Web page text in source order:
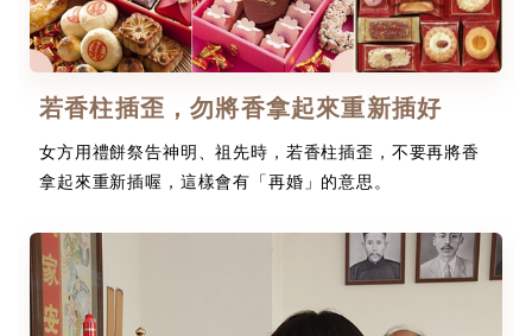
若香柱插歪，勿將香拿起來重新插好
女方用禮餅祭告神明、祖先時，若香柱插歪，不要再將香
拿起來重新插喔，這樣會有「再婚」的意思。